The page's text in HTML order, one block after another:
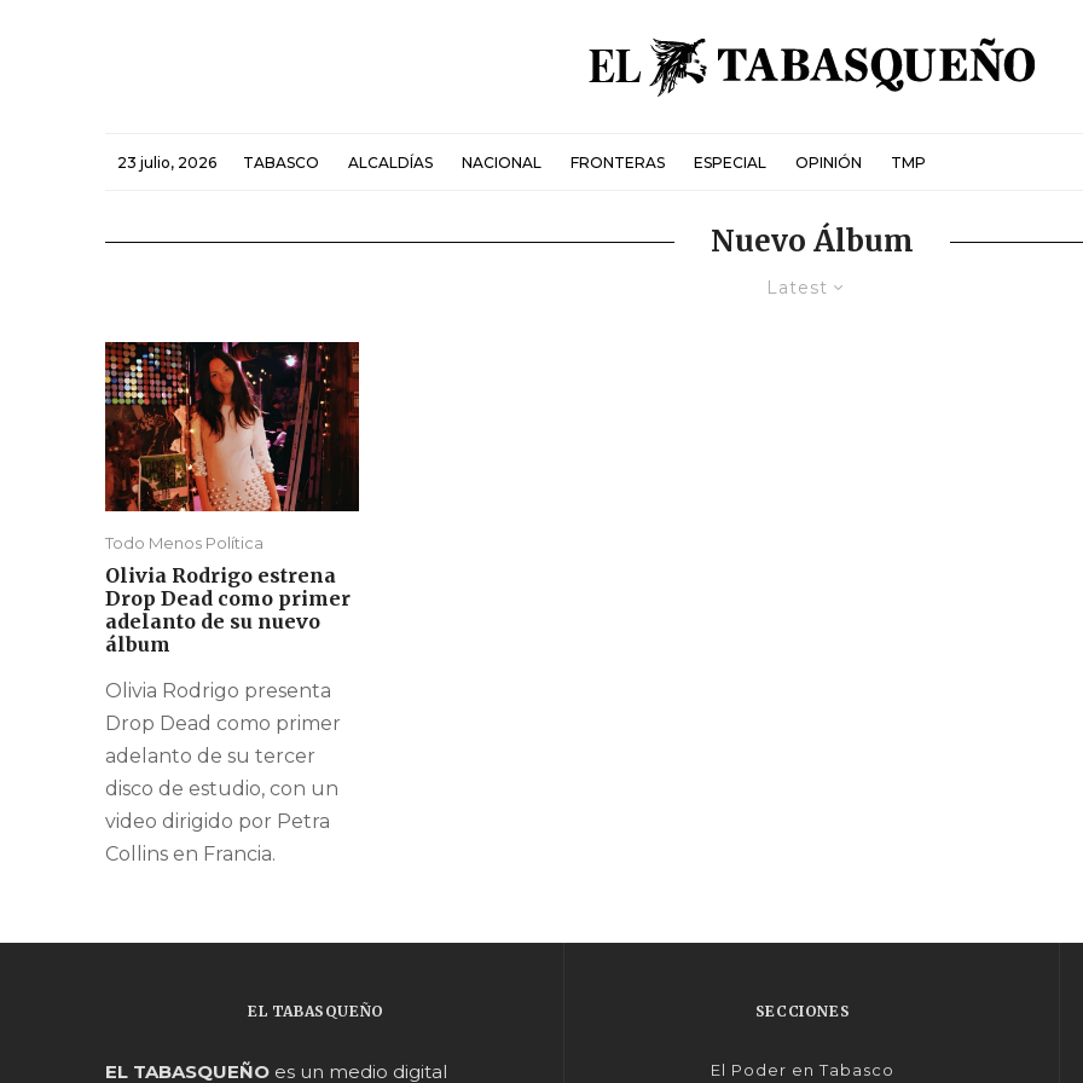
23 julio, 2026 TABASCO ALCALDÍAS NACIONAL FRONTERAS ESPECIAL OPINIÓN TMP
Nuevo Álbum
Latest
Todo Menos Política
Olivia Rodrigo estrena
Drop Dead como primer
adelanto de su nuevo
álbum
Olivia Rodrigo presenta
Drop Dead como primer
adelanto de su tercer
disco de estudio, con un
video dirigido por Petra
Collins en Francia.
EL TABASQUEÑO
EL TABASQUEÑO es un medio digital
SECCIONES
El Poder en Tabasco